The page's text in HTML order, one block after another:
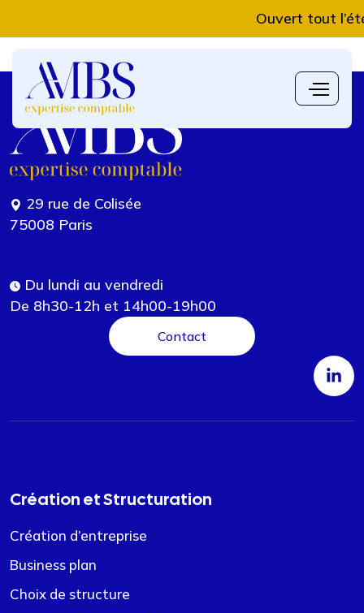
Ouvert tout
29 rue de Colisée
75008 Paris
Du lundi au vendredi
De 8h30-12h et 14h00-19h00
Contact
Création et Structuration
Création d’entreprise
Business plan
Choix de structure